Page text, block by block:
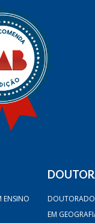
ENSINO
EM